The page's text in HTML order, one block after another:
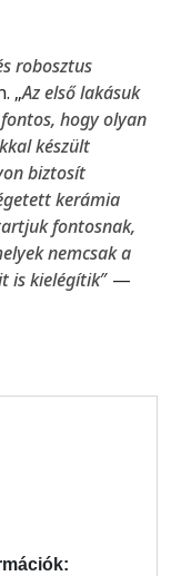
robosztus
„Az első lakásuk
hogy olyan
készült
biztosít
kerámia
fontosnak,
nemcsak a
is kielégítik″ —